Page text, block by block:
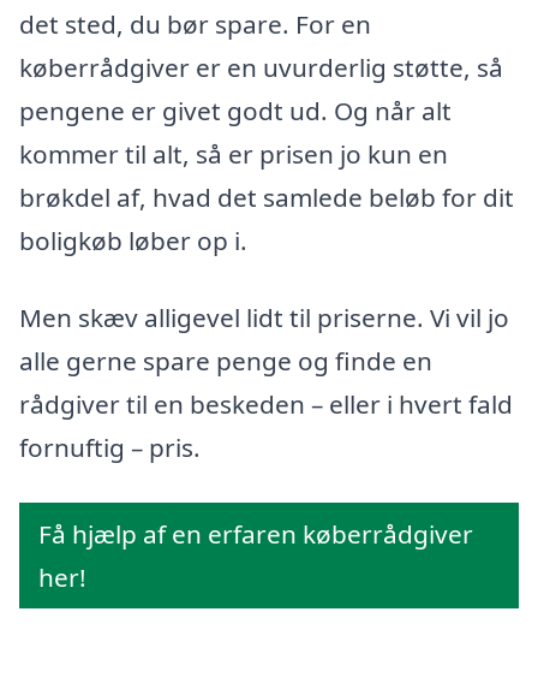
det sted, du bør spare. For en
køberrådgiver er en uvurderlig støtte, så
pengene er givet godt ud. Og når alt
kommer til alt, så er prisen jo kun en
brøkdel af, hvad det samlede beløb for dit
boligkøb løber op i.
Men skæv alligevel lidt til priserne. Vi vil jo
alle gerne spare penge og finde en
rådgiver til en beskeden – eller i hvert fald
fornuftig – pris.
Få hjælp af en erfaren køberrådgiver
her!